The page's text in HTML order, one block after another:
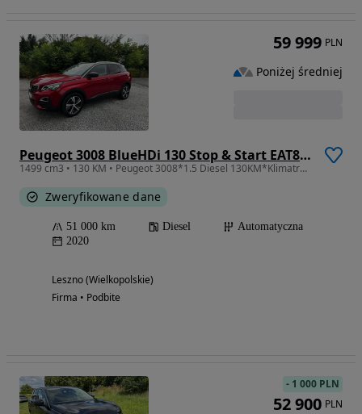
Peugeot 3008 BlueHDi 130 Stop & Start EAT8 Active
1499 cm3 • 130 KM • Peugeot 3008*1.5 Diesel 130KM*Klimatronik*Kamera cofania
Zweryfikowane dane
51 000 km Diesel
Automatyczna
2020
Leszno (Wielkopolskie)
Firma • Podbite
59 999 PLN
Poniżej średniej
- 1 000 PLN
52 900 PLN